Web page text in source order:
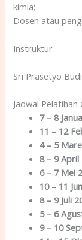
kimia;
Dosen atau
Instruktur
Sri Prasetyo
Jadwal
7 – 8
11 – 12
4 – 5
8 – 9 April
6 – 7 Mei
10 – 11
8 – 9 Juli
5 – 6
9 – 10